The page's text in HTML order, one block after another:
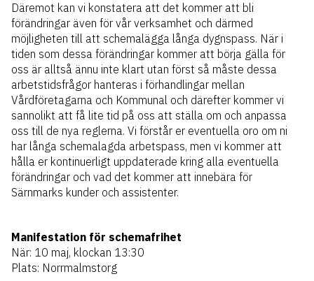
Däremot kan vi konstatera att det kommer att bli
förändringar även för vår verksamhet och därmed
möjligheten till att schemalägga långa dygnspass. När i
tiden som dessa förändringar kommer att börja gälla för
oss är alltså ännu inte klart utan först så måste dessa
arbetstidsfrågor hanteras i förhandlingar mellan
Vårdföretagarna och Kommunal och därefter kommer vi
sannolikt att få lite tid på oss att ställa om och anpassa
oss till de nya reglerna. Vi förstår er eventuella oro om ni
har långa schemalagda arbetspass, men vi kommer att
hålla er kontinuerligt uppdaterade kring alla eventuella
förändringar och vad det kommer att innebära för
Särnmarks kunder och assistenter.
Manifestation för schemafrihet
När: 10 maj, klockan 13:30
Plats: Norrmalmstorg